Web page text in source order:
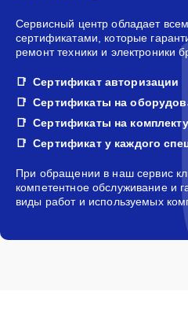
Сервисный центр обладает
сертификатами, которые
ремонт техники и электроники
Сертификат авторизации
Сертификаты на
Сертификаты на
Сертификат у каждого
При обращении в наш сервис
компетентное обслуживание и
виды работ и используемых